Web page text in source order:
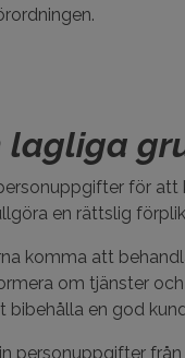
lagliga
för
en rättslig
komma att
om tjänster
bibehålla en god
personuppgifter